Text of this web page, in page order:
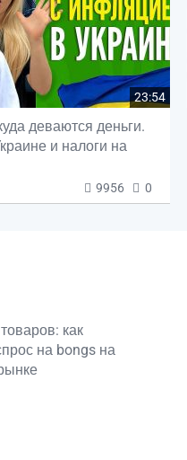
23:54
деваются деньги.
и налоги на
9956 0
как
на bongs на